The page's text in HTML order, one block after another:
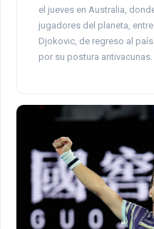
el jueves en Australia,
jugadores del planeta,
Djokovic, de regreso al
por su postura antivacunas.